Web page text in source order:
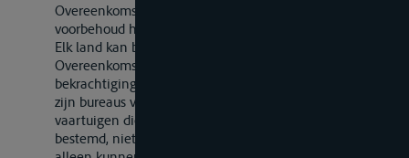
Overeenkomstsluitende Partij die een zodanig
voorbehoud heeft gemaakt.
Elk land kan bij de ondertekening van deze
Overeenkomst of de nederlegging van zijn akte van
bekrachtiging of van toetreding verklaren dat de door
zijn bureaus van meting afgegeven meetbrieven voor
vaartuigen die voor het vervoer van goederen zijn
bestemd, niet kunnen worden verlengd, of dat deze